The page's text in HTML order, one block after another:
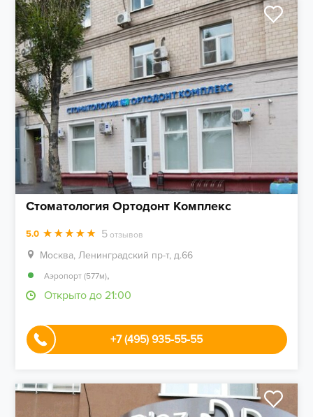
Стоматология Ортодонт Комплекс
5.0 5 отзывов
Москва, Ленинградский пр-т, д.66
Аэропорт (577м),
Открыто до 21:00
+7 (495) 935-55-55